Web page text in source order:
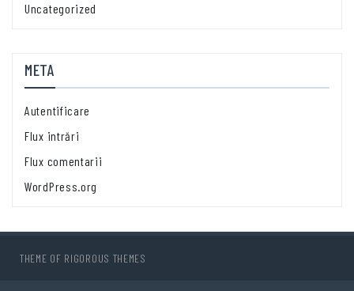
Uncategorized
META
Autentificare
Flux intrări
Flux comentarii
WordPress.org
THEME OF RIGOROUS THEMES